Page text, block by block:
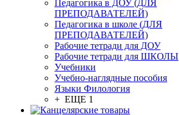
Педагогика в ДОУ (ДЛЯ
ПРЕПОДАВАТЕЛЕЙ)
Педагогика в школе (ДЛЯ
ПРЕПОДАВАТЕЛЕЙ)
Рабочие тетради для ДОУ
Рабочие тетради для ШКОЛЫ
Учебники
Учебно-наглядные пособия
Языки Филология
+ ЕЩЕ 1